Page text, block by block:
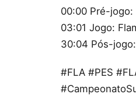
00:00 Pré-jogo:
03:01 Jogo:
30:04 Pós-
#FLA #PES